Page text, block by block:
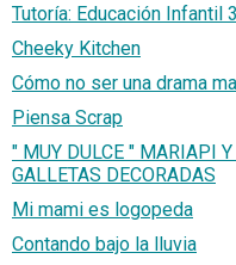
Tutoría: Educación Infantil
Cheeky Kitchen
Cómo no ser una drama
Piensa Scrap
" MUY DULCE " MARIAPI
GALLETAS DECORADAS
Mi mami es logopeda
Contando bajo la lluvia